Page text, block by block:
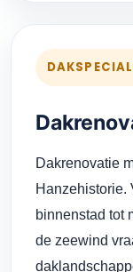
Dakrenovatie
Hanzehistorie.
binnenstad tot
de zeewind